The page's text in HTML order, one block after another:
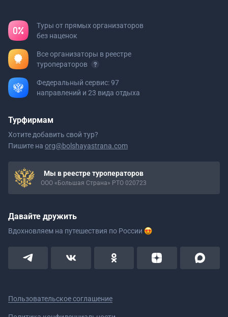
Туры от прямых организаторов
без наценок
Все организаторы в реестре
туроператоров
Федеральный сервис: 97
направлений и 23 вида отдыха
Турфирмам
Хотите добавить свой тур?
Пишите на org@bolshayastrana.com
Мы в реестре туроператоров
ООО «Большая Страна» РТО 020723
Давайте дружить
Вдохновляем на путешествия по России
Пользовательское соглашение